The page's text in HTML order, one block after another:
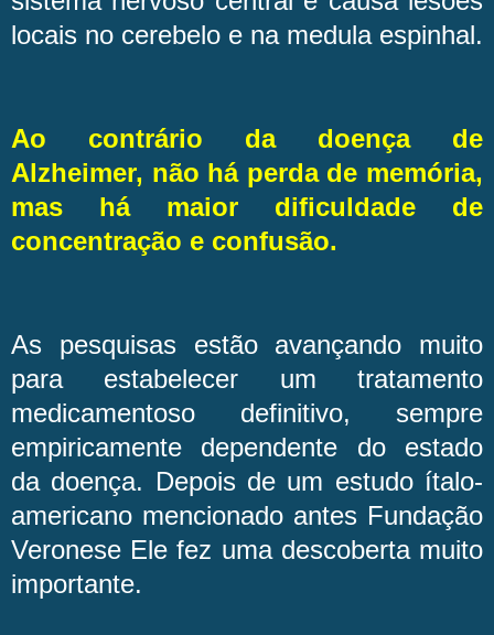
locais no cerebelo e na medula espinhal.
Ao contrário da doença de
Alzheimer, não há perda de memória,
mas há maior dificuldade de
concentração e confusão.
As pesquisas estão avançando muito
para estabelecer um tratamento
medicamentoso definitivo, sempre
empiricamente dependente do estado
da doença. Depois de um estudo ítalo-
americano mencionado antes Fundação
Veronese Ele fez uma descoberta muito
importante.